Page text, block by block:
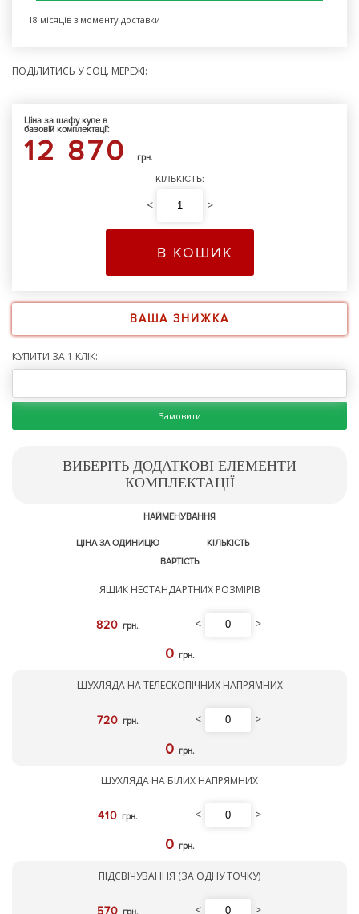
18 місяців з моменту доставки
ПОДІЛИТИСЬ У СОЦ. МЕРЕЖІ:
Ціна за шафу купе в
базовій комплектації:
12 870 грн.
КІЛЬКІСТЬ:
< >
В КОШИК
ВАША ЗНИЖКА
КУПИТИ ЗА 1 КЛІК:
Замовити
ВИБЕРІТЬ ДОДАТКОВІ ЕЛЕМЕНТИ
КОМПЛЕКТАЦІЇ
НАЙМЕНУВАННЯ
ЦІНА ЗА ОДИНИЦЮ
КІЛЬКІСТЬ
ВАРТІСТЬ
ЯЩИК НЕСТАНДАРТНИХ РОЗМІРІВ
820 грн. < >
0 грн.
ШУХЛЯДА НА ТЕЛЕСКОПІЧНИХ НАПРЯМНИХ
720 грн. < >
0 грн.
ШУХЛЯДА НА БІЛИХ НАПРЯМНИХ
410 грн. < >
0 грн.
ПІДСВІЧУВАННЯ (ЗА ОДНУ ТОЧКУ)
570 грн. < >